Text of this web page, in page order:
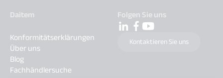
Daitem
Konformitätserklärungen
Über uns
Blog
Fachhändlersuche
Folgen Sie uns
Kontaktieren Sie uns